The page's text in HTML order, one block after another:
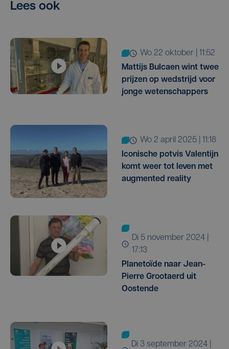
Lees ook
wo 22 oktober | 11:52
Mattijs Bulcaen wint twee
prijzen op wedstrijd voor
jonge wetenschappers
wo 2 april 2025 | 11:18
Iconische potvis Valentijn
komt weer tot leven met
augmented reality
di 5 november 2024 |
17:13
Planetoïde naar Jean-
Pierre Grootaerd uit
Oostende
di 3 september 2024 |